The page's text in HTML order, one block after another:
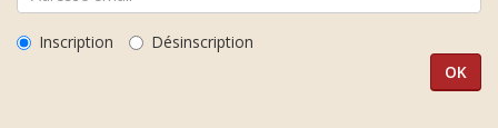
Inscription Désinscription